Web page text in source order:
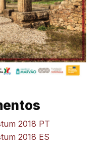
2018 PT
2018 ES